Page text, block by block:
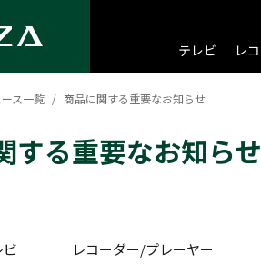
テレビ レ
ス一覧 商品に関する重要なお知らせ
する重要なお知らせ
ビ レコーダー/プレーヤー